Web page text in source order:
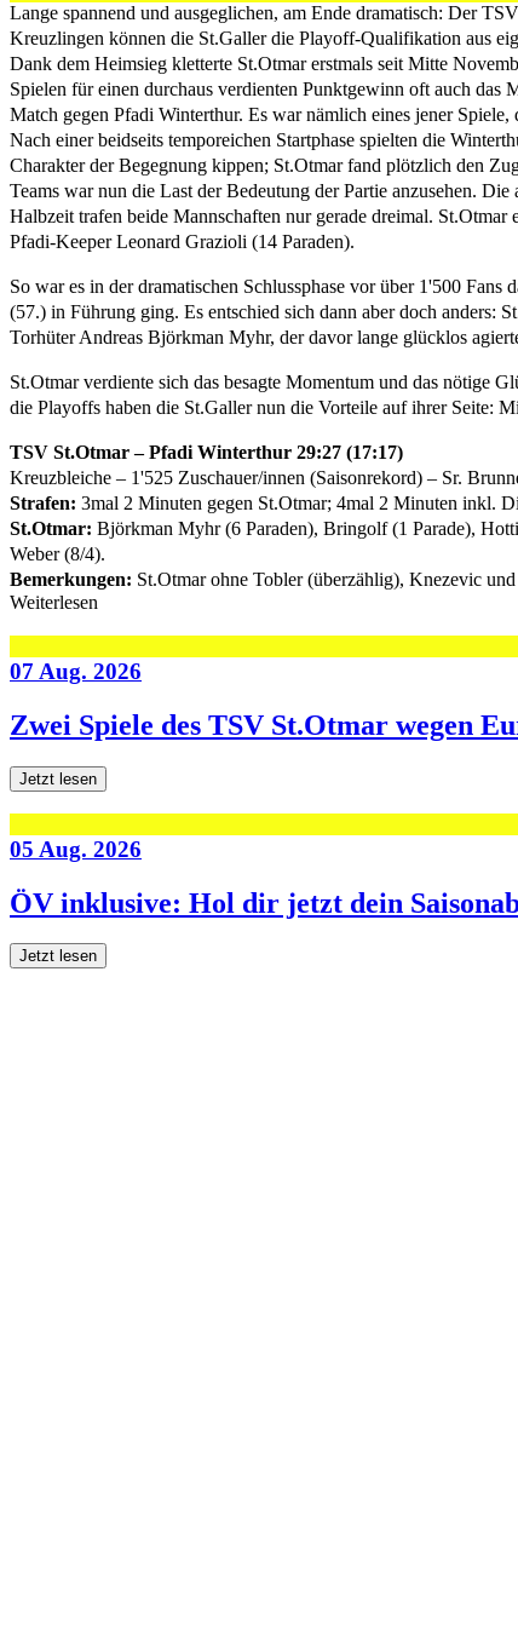
Lange spannend und ausgeglichen, am Ende dramatisch: Der
Kreuzlingen können die St.Galler die Playoff-Qualifikation aus
Dank dem Heimsieg kletterte St.Otmar erstmals seit Mitte
Spielen für einen durchaus verdienten Punktgewinn oft auch das
Match gegen Pfadi Winterthur. Es war nämlich eines jener
Nach einer beidseits temporeichen Startphase spielten die
Charakter der Begegnung kippen; St.Otmar fand plötzlich den
Teams war nun die Last der Bedeutung der Partie anzusehen.
Halbzeit trafen beide Mannschaften nur gerade dreimal.
Pfadi-Keeper Leonard Grazioli (14 Paraden).
So war es in der dramatischen Schlussphase vor über 1'500
(57.) in Führung ging. Es entschied sich dann aber doch anders:
Torhüter Andreas Björkman Myhr, der davor lange glücklos
St.Otmar verdiente sich das besagte Momentum und das nötige
die Playoffs haben die St.Galler nun die Vorteile auf ihrer Seite:
TSV St.Otmar – Pfadi Winterthur 29:27 (17:17)
Kreuzbleiche – 1'525 Zuschauer/innen (Saisonrekord) – Sr.
Strafen: 3mal 2 Minuten gegen St.Otmar; 4mal 2 Minuten inkl.
St.Otmar: Björkman Myhr (6 Paraden), Bringolf (1 Parade),
Weber (8/4).
Bemerkungen: St.Otmar ohne Tobler (überzählig), Knezevic
Weiterlesen
07 Aug. 2026
Zwei Spiele des TSV St.Otmar wegen
Jetzt lesen
05 Aug. 2026
ÖV inklusive: Hol dir jetzt dein
Jetzt lesen